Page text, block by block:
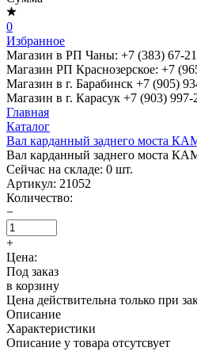
0
Избранное
Магазин в РП Чаны: +7 (383) 67-
Магазин РП Краснозерское: +7
Магазин в г. Барабинск +7 (905)
Магазин в г. Карасук +7 (903) 997-
Главная
Каталог
Вал карданный заднего моста
Вал карданный заднего моста
Сейчас на складе: 0 шт.
Артикул: 21052
Количество:
−
+
Цена:
Под заказ
в корзину
Цена действительна только при
Описание
Характеристики
Описание у товара отсутсвует